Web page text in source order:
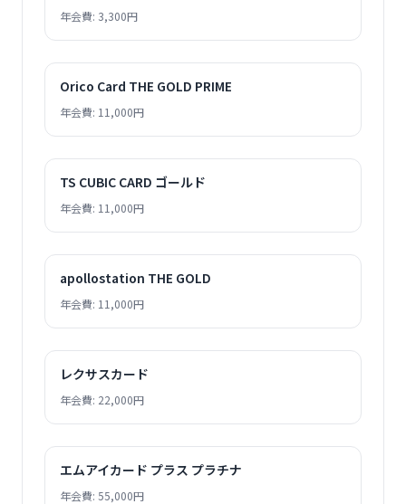
年会費: 3,300円
Orico Card THE GOLD PRIME
年会費: 11,000円
TS CUBIC CARD ゴールド
年会費: 11,000円
apollostation THE GOLD
年会費: 11,000円
レクサスカード
年会費: 22,000円
エムアイカード プラス プラチナ
年会費: 55,000円